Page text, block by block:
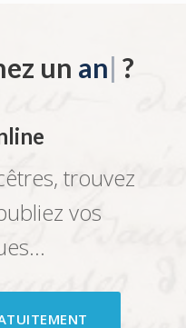
un cousin
trouvez
vos